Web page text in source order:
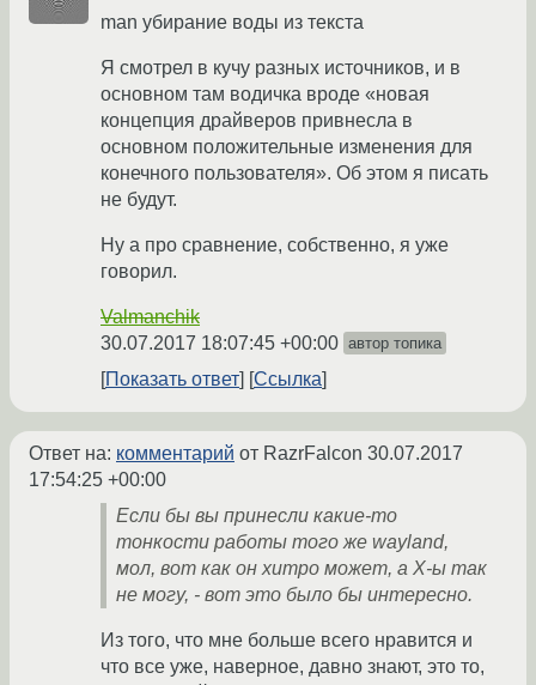
man убирание воды из текста
Я смотрел в кучу разных источников, и в
основном там водичка вроде «новая
концепция драйверов привнесла в
основном положительные изменения для
конечного пользователя». Об этом я писать
не будут.
Ну а про сравнение, собственно, я уже
говорил.
Valmanchik
30.07.2017 18:07:45 +00:00 автор топика
Показать ответ Ссылка
Ответ на: комментарий от RazrFalcon 30.07.2017
17:54:25 +00:00
Если бы вы принесли какие-то
тонкости работы того же wayland,
мол, вот как он хитро может, а X-ы так
не могу, - вот это было бы интересно.
Из того, что мне больше всего нравится и
что все уже, наверное, давно знают, это то,